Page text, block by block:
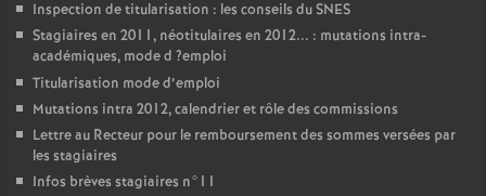
Inspection de titularisation : les conseils duSNES
Stagiaires en 2011, néotitulaires en 2012... : mutations intra-
académiques, mode d ?emploi
Titularisation mode d’emploi
Mutations intra 2012, calendrier et rôle des commissions
Lettre au Recteur pour le remboursement des sommes versées par
les stagiaires
Infos brèves stagiaires n°11